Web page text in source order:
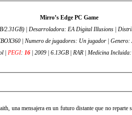
Mirro’s Edge PC Game
| Desarroladora: EA Digital Illusions | Distribuidora: Electronic Arts |
| Numero de jugadores: Un jugador | Genero:
| PEGI: 16 | 2009 | 6.13GB | RAR | Medicina
una mensajera en un futuro distante que no reparte